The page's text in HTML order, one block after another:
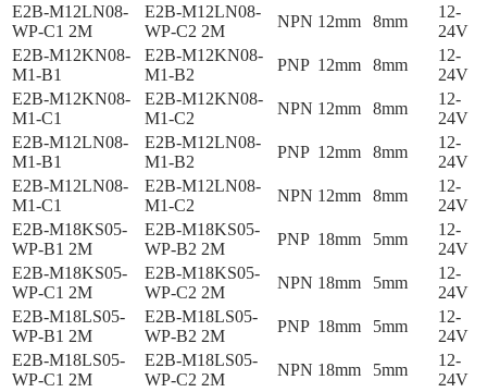
E2B-M12LN08-
WP-C1 2M
E2B-M12LN08-
WP-C2 2M
NPN 12mm 8mm
12-
24V
E2B-M12KN08-
M1-B1
E2B-M12KN08-
M1-B2
PNP 12mm 8mm
12-
24V
E2B-M12KN08-
M1-C1
E2B-M12KN08-
M1-C2
NPN 12mm 8mm
12-
24V
E2B-M12LN08-
M1-B1
E2B-M12LN08-
M1-B2
PNP 12mm 8mm
12-
24V
E2B-M12LN08-
M1-C1
E2B-M12LN08-
M1-C2
NPN 12mm 8mm
12-
24V
E2B-M18KS05-
WP-B1 2M
E2B-M18KS05-
WP-B2 2M
PNP 18mm 5mm
12-
24V
E2B-M18KS05-
WP-C1 2M
E2B-M18KS05-
WP-C2 2M
NPN 18mm 5mm
12-
24V
E2B-M18LS05-
WP-B1 2M
E2B-M18LS05-
WP-B2 2M
PNP 18mm 5mm
12-
24V
E2B-M18LS05-
WP-C1 2M
E2B-M18LS05-
WP-C2 2M
NPN 18mm 5mm
12-
24V